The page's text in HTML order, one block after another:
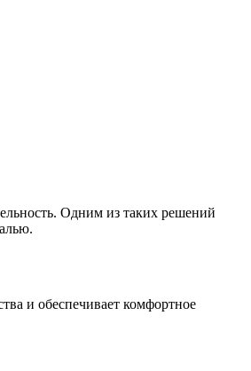
Одним из таких решений
и обеспечивает комфортное